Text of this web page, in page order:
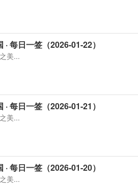
· 每日一签（2026-01-22）
美...
· 每日一签（2026-01-21）
美...
· 每日一签（2026-01-20）
美...